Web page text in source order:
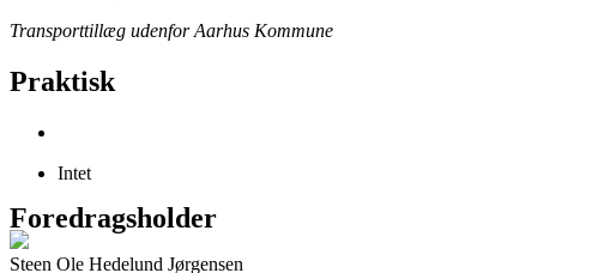
Transporttillæg udenfor Aarhus Kommune
Praktisk
Intet
Foredragsholder
Steen Ole Hedelund Jørgensen